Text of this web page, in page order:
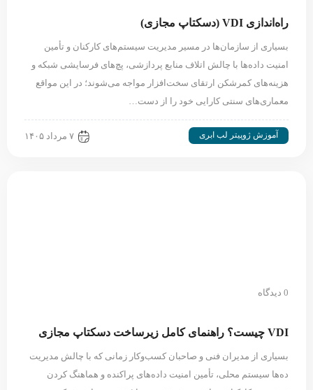
راه‌اندازی VDI (دسکتاپ مجازی)
بسیاری از سازمان‌ها در مسیر مدیریت سیستم‌های کارکنان و تأمین
امنیت داده‌ها با چالش اتلاف منابع پردازشی، پچ‌های فرسایشی شبکه و
هزینه‌های کمرشکن ارتقای سخت‌افزار مواجه می‌شوند؛ در این مواقع
معماری‌های سنتی کارایی خود را از دست…
آموزش ژوپیتر لب ابری ۷ مرداد ۱۴۰۵
0 دیدگاه
VDI چیست؟ راهنمای کامل زیرساخت دسکتاپ مجازی
بسیاری از مدیران فنی و صاحبان کسب‌وکار زمانی که با چالش مدیریت
ده‌ها سیستم محلی، تأمین امنیت داده‌های پراکنده و هماهنگ کردن